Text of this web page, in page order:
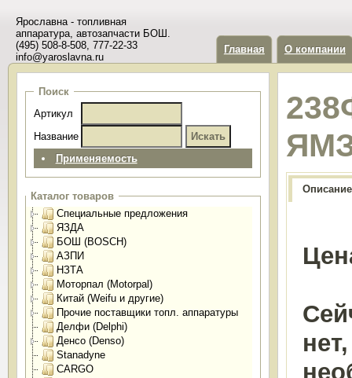
Ярославна - топливная
аппаратура, автозапчасти БОШ.
(495) 508-8-508, 777-22-33
info@yaroslavna.ru
Главная О компании
Поиск
Артикул
Название
Применяемость
Каталог товаров
Специальные предложения
ЯЗДА
БОШ (BOSCH)
АЗПИ
НЗТА
Моторпал (Motorpal)
Китай (Weifu и другие)
Прочие поставщики топл. аппаратуры
Делфи (Delphi)
Денсо (Denso)
Stanadyne
CARGO
Описание